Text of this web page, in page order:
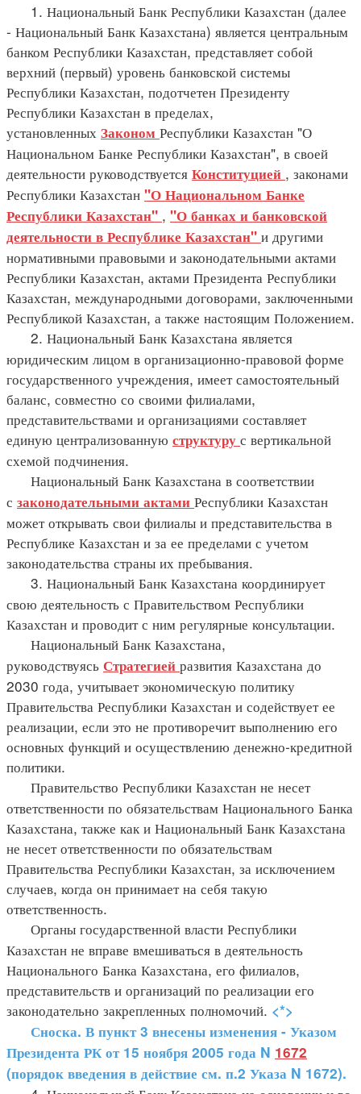
1. Национальный Банк Республики Казахстан (далее
- Национальный Банк Казахстана) является центральным
банком Республики Казахстан, представляет собой
верхний (первый) уровень банковской системы
Республики Казахстан, подотчетен Президенту
Республики Казахстан в пределах,
установленных Законом Республики Казахстан "О
Национальном Банке Республики Казахстан", в своей
деятельности руководствуется Конституцией , законами
Республики Казахстан "О Национальном Банке
Республики Казахстан" , "О банках и банковской
деятельности в Республике Казахстан" и другими
нормативными правовыми и законодательными актами
Республики Казахстан, актами Президента Республики
Казахстан, международными договорами, заключенными
Республикой Казахстан, а также настоящим Положением.
2. Национальный Банк Казахстана является
юридическим лицом в организационно-правовой форме
государственного учреждения, имеет самостоятельный
баланс, совместно со своими филиалами,
представительствами и организациями составляет
единую централизованную структуру с вертикальной
схемой подчинения.
Национальный Банк Казахстана в соответствии
с законодательными актами Республики Казахстан
может открывать свои филиалы и представительства в
Республике Казахстан и за ее пределами с учетом
законодательства страны их пребывания.
3. Национальный Банк Казахстана координирует
свою деятельность с Правительством Республики
Казахстан и проводит с ним регулярные консультации.
Национальный Банк Казахстана,
руководствуясь Стратегией развития Казахстана до
2030 года, учитывает экономическую политику
Правительства Республики Казахстан и содействует ее
реализации, если это не противоречит выполнению его
основных функций и осуществлению денежно-кредитной
политики.
Правительство Республики Казахстан не несет
ответственности по обязательствам Национального Банка
Казахстана, также как и Национальный Банк Казахстана
не несет ответственности по обязательствам
Правительства Республики Казахстан, за исключением
случаев, когда он принимает на себя такую
ответственность.
Органы государственной власти Республики
Казахстан не вправе вмешиваться в деятельность
Национального Банка Казахстана, его филиалов,
представительств и организаций по реализации его
законодательно закрепленных полномочий. <*>
Сноска. В пункт 3 внесены изменения - Указом
Президента РК от 15 ноября 2005 года N 1672
(порядок введения в действие см. п.2 Указа N 1672).